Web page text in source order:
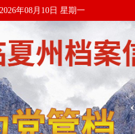
年08月10日 星期一